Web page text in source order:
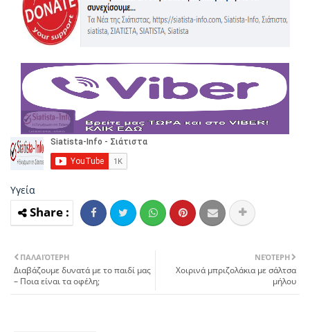
Υγεία
ΝΕΌΤΕΡΗ
Χοιρινά μπριζολάκια με σάλτσα
μήλου
ΠΑΛΑΙΌΤΕΡΗ
Διαβάζουμε δυνατά με το παιδί μας
– Ποια είναι τα οφέλη;